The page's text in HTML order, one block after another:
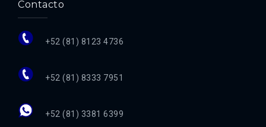
Contacto
+52 (81) 8123 4736
+52 (81) 8333 7951
+52 (81) 3381 6399